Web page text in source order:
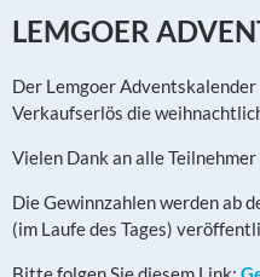
LEMGOER
Der Lemgoer
Verkaufserlös die
Vielen Dank an alle Teilnehmer
Die Gewinnzahlen werden ab
(im Laufe des Tages)